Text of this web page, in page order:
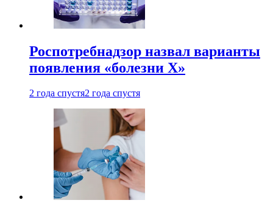
Роспотребнадзор назвал варианты
появления «болезни Х»
2 года спустя2 года спустя